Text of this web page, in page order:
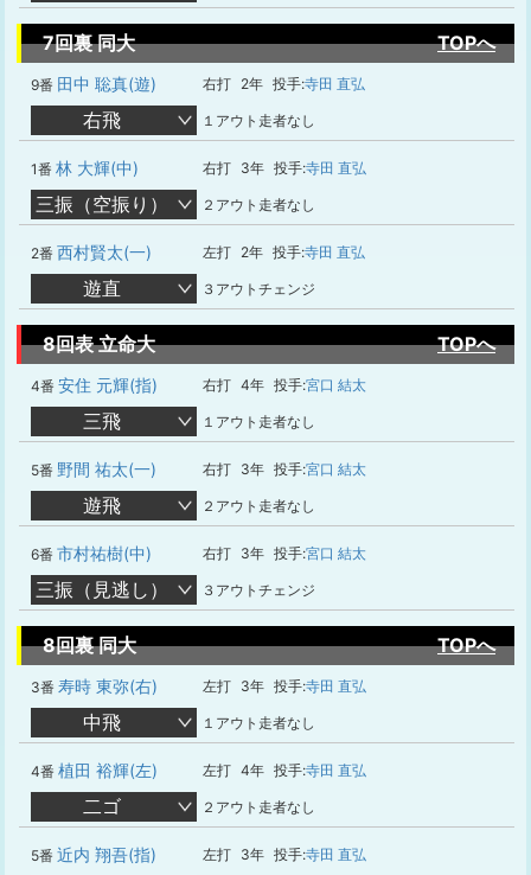
7回裏 同大 TOPへ
9番 田中 聡真(遊) 右打 2年 投手:寺田 直弘
右飛 １アウト走者なし
1番 林 大輝(中) 右打 3年 投手:寺田 直弘
三振（空振り） ２アウト走者なし
2番 西村賢太(一) 左打 2年 投手:寺田 直弘
遊直 ３アウトチェンジ
8回表 立命大 TOPへ
4番 安住 元輝(指) 右打 4年 投手:宮口 結太
三飛 １アウト走者なし
5番 野間 祐太(一) 右打 3年 投手:宮口 結太
遊飛 ２アウト走者なし
6番 市村祐樹(中) 右打 3年 投手:宮口 結太
三振（見逃し） ３アウトチェンジ
8回裏 同大 TOPへ
3番 寿時 東弥(右) 左打 3年 投手:寺田 直弘
中飛 １アウト走者なし
4番 植田 裕輝(左) 左打 4年 投手:寺田 直弘
二ゴ ２アウト走者なし
5番 近内 翔吾(指) 左打 3年 投手:寺田 直弘